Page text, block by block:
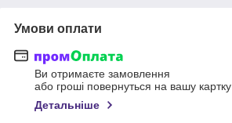
Умови оплати
Ви отримаєте замовлення
або гроші повернуться на вашу картку
Детальніше